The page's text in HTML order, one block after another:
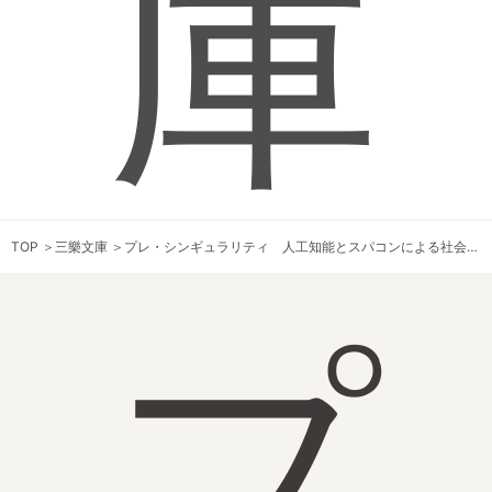
庫
TOP ＞ 三樂文庫＞ プレ・シンギュラリティ 人工知能とスパコンによる社会的特異点が迫る